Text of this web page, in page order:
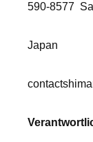
590-8577
Japan